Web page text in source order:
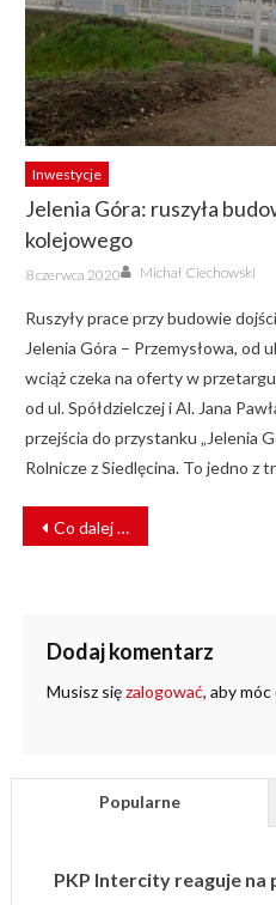
Inwestycje
Jelenia Góra: ruszyła
kolejowego
Posted
on
8 czerwca 2020 Author
Michał Ciechowski
Ruszyły prace przy budowie
Jelenia Góra – Przemysłowa, od
wciąż czeka na oferty w
od ul. Spółdzielczej i Al. Jana
przejścia do przystanku „Jelenia
Rolnicze z Siedlęcina. To jedno z
NAWIGACJA
WPISU
Co dalej z nowymi pociągami dla PKP SKM w Trójmieście?
Dodaj komentarz
Musisz sięzalogować, aby
Popularne
PKP Intercity reaguje na